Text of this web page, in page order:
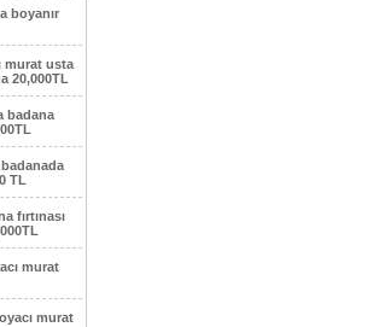
boyanır
murat usta
20,000TL
badana
TL
fırtınası
murat
murat